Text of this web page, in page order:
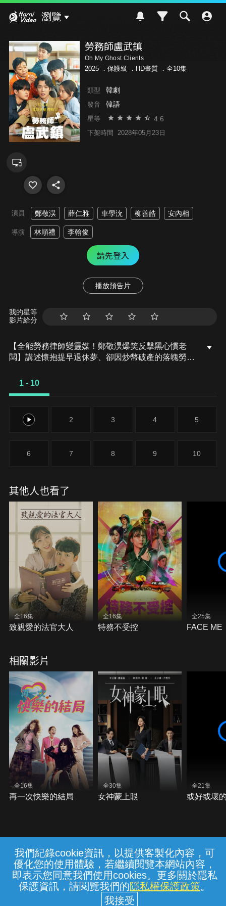
我們紀錄cookie資訊，以提供客製化內容，可
優化您的使用體驗，若繼續閱覽本網站內容，
即表示您同意我們使用cookies。更多關於隱私
保護資訊，請閱覽我們的隱私權保護政策。
瀏覽
勞務師盧武鎮
Oh My Ghost Clients
2025 ． 保護級 ．HD畫質 ．全10集
類型 韓劇
發音 韓語
星等 4.6
下架時間 2028年05月23日
演員 鄭敬淏 薛仁雅 車學沇 柳善皓 安內相
導演 林順禮 李翰俊
請先登入
播放預告片
我的星等
影片給分
【全能勞務律師變靈媒！鄭敬淏爆笑反擊黑心慣老
闆】講述懷抱提早退休夢、卻因炒幣破產的落魄勞務
與神秘菩薩簽下「180天生命契約」！從此他被迫開
命三郎」，如何橫衝直撞地在人間與靈界之間化解工
安危機，展開一段爆笑又熱血的職場超渡之旅！
1 - 10
1 2 3 4 5
6 7 8 9 10
其他人也看了
全16集
致親愛的法官大人
全16集
特務不受控
全25集
FACE ME
相關影片
全16集
再一次快樂的結局
全30集
女神蒙上眼
全21集
或好或壞
常見問題 線上客服 服務條款 隱私權保護
中華電信股份有限公司個人家庭分公司
(統一編號：96979949) © 2026
{{notifyMsg}}